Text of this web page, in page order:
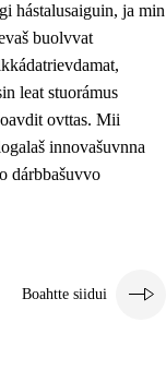
hástalusaiguin, ja min
buolvvat
leat stuorámus
ovttas. Mii
innovašuvnna
dárbbašuvvo
Boahtte siidui